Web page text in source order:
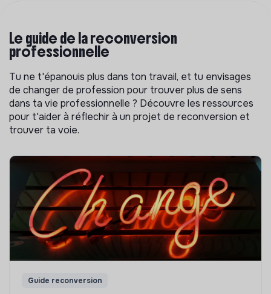
Le guide de la reconversion
professionnelle
Tu ne t'épanouis plus dans ton travail, et tu envisages
de changer de profession pour trouver plus de sens
dans ta vie professionnelle ? Découvre les ressources
pour t'aider à réflechir à un projet de reconversion et
trouver ta voie.
Guide reconversion